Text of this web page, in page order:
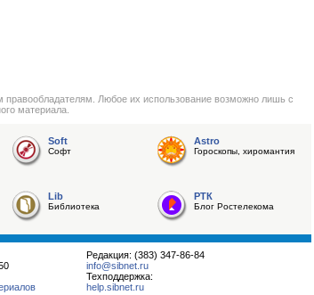
правообладателям. Любое их использование возможно лишь с
материала.
Soft
Софт
Astro
Гороскопы, хиромантия
Lib
Библиотека
РТК
Блог Ростелекома
Редакция: (383) 347-86-84
info@sibnet.ru
Техподдержка:
help.sibnet.ru